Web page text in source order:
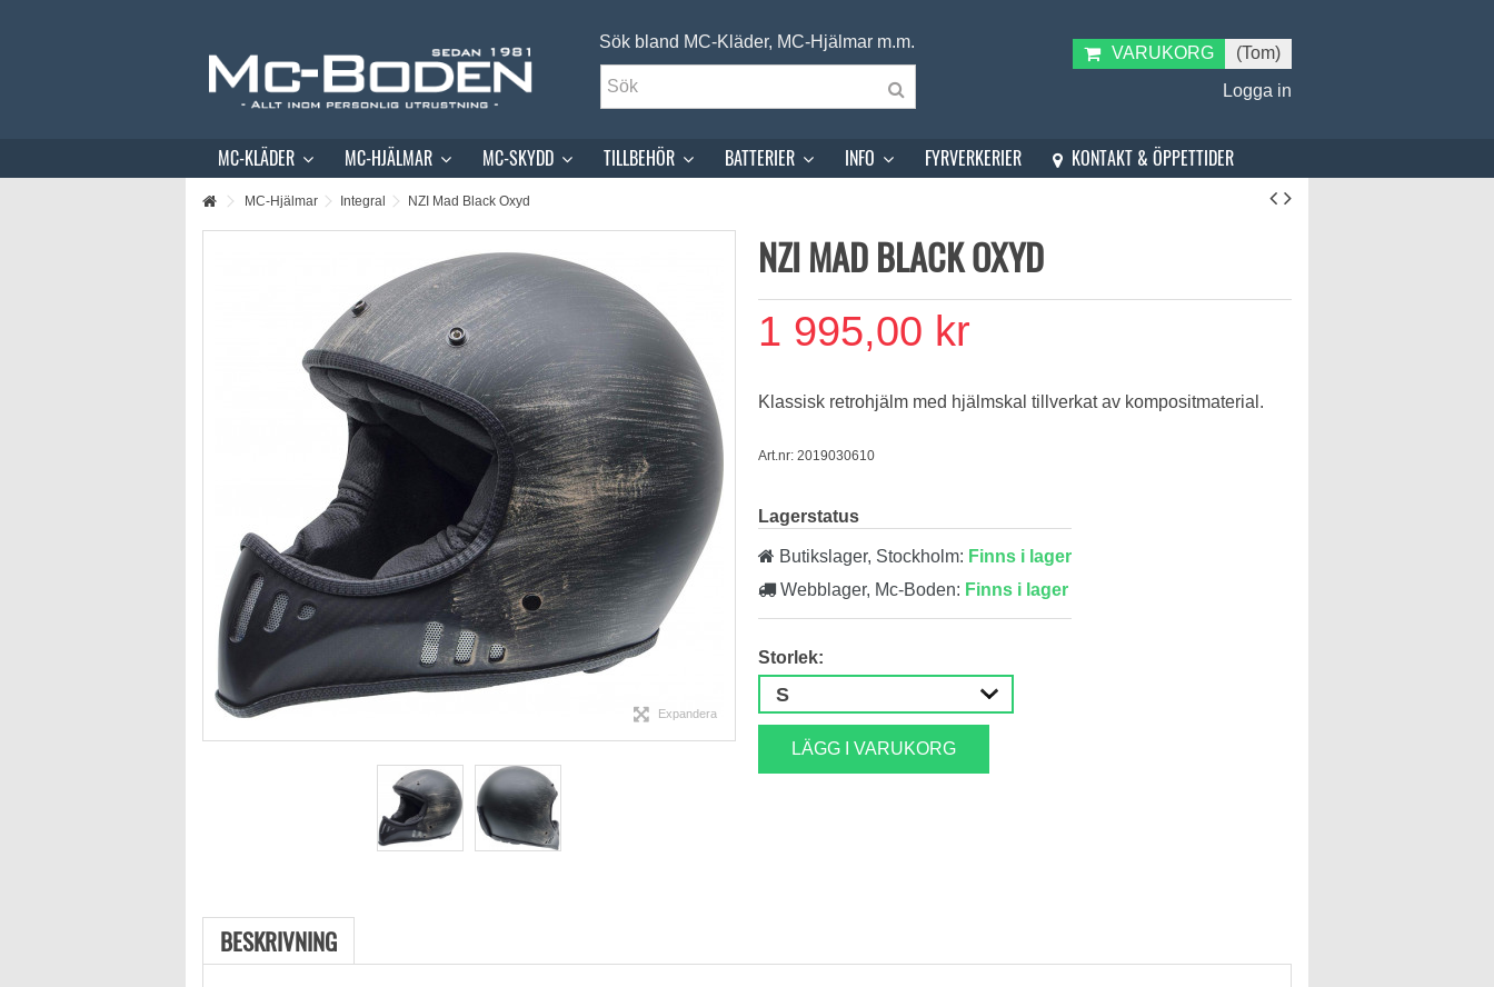
Sök bland MC-Kläder, MC-Hjälmar m.m.
VARUKORG
(Tom)
Logga in
MC-KLÄDER MC-HJÄLMAR MC-SKYDD TILLBEHÖR BATTERIER INFO FYRVERKERIER KONTAKT & ÖPPETTIDER
MC-Hjälmar Integral NZI Mad Black Oxyd
Expandera
NZI MAD BLACK OXYD
1 995,00 kr
Klassisk retrohjälm med hjälmskal tillverkat av kompositmaterial.
Art.nr: 2019030610
Lagerstatus
Butikslager, Stockholm: Finns i lager
Webblager, Mc-Boden: Finns i lager
Storlek:
LÄGG I VARUKORG
BESKRIVNING